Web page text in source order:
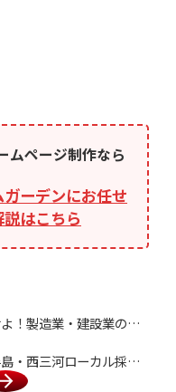
ムページ制作なら
ガーデンにお任せ
はこちら
【高浜・刈谷】職人技術を可視化せよ！製造業・建設業の「現場の誇り」を伝える動画戦略
「採用は専門家に聞く時代」知多半島・西三河ローカル採用の最強パートナー選び